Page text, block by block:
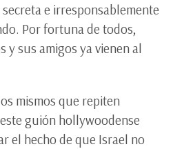
e irresponsablemente
Por fortuna de todos,
y sus amigos ya vienen al
mismos que repiten
guión hollywoodense
el hecho de que Israel no